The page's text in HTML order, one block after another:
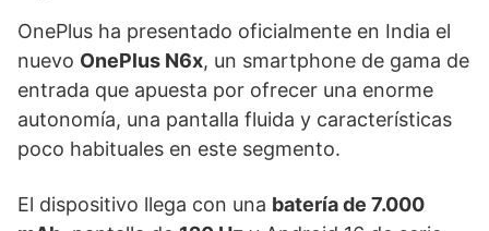
OnePlus ha presentado oficialmente en India el
nuevo OnePlus N6x, un smartphone de gama de
entrada que apuesta por ofrecer una enorme
autonomía, una pantalla fluida y características
poco habituales en este segmento.
El dispositivo llega con una batería de 7.000